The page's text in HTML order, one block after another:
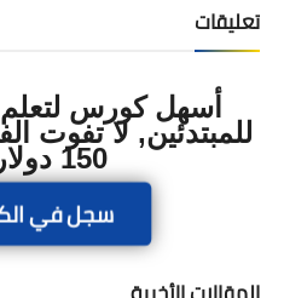
تعليقات
أسهل كورس
للمبتدئين, لا تفوت
150 دولار فقط!
سجل في